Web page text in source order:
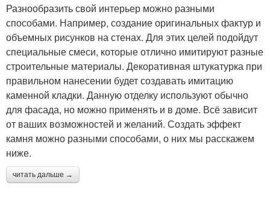
Разнообразить свой интерьер можно разными
способами. Например, создание оригинальных фактур и
объемных рисунков на стенах. Для этих целей подойдут
специальные смеси, которые отлично имитируют разные
строительные материалы. Декоративная штукатурка при
правильном нанесении будет создавать имитацию
каменной кладки. Данную отделку используют обычно
для фасада, но можно применять и в доме. Всё зависит
от ваших возможностей и желаний. Создать эффект
камня можно разными способами, о них мы расскажем
ниже.
читать дальше →